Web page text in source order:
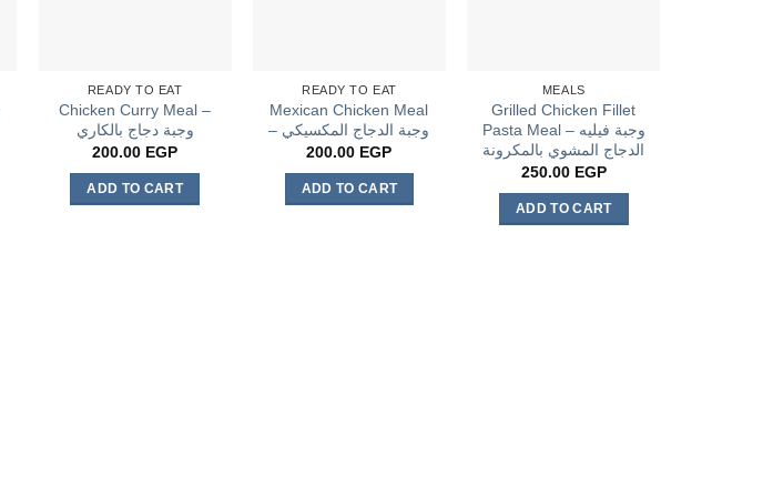
READY TO EAT
Chicken Curry Meal –
وجبة دجاج بالكاري
200.00 EGP
ADD TO CART
READY TO EAT
Mexican Chicken Meal
– وجبة الدجاج المكسيكي
200.00 EGP
ADD TO CART
MEALS
Grilled Chicken Fillet
Pasta Meal – وجبة فيليه
الدجاج المشوي بالمكرونة
250.00 EGP
ADD TO CART